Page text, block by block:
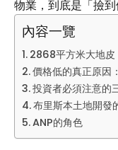
物業，到底是「撿
內容一覽
2868平方米大地
價格低的真正原
投資者必須注意的
布里斯本土地開發
ANP的角色